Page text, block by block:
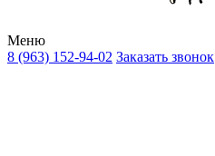
Меню
8 (963) 152-94-02 Заказать звонок